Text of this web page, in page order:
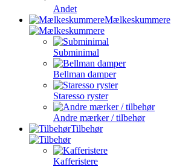
Andet
Mælkeskummere
Subminimal
Bellman damper
Staresso ryster
Andre mærker / tilbehør
Tilbehør
Kafferistere